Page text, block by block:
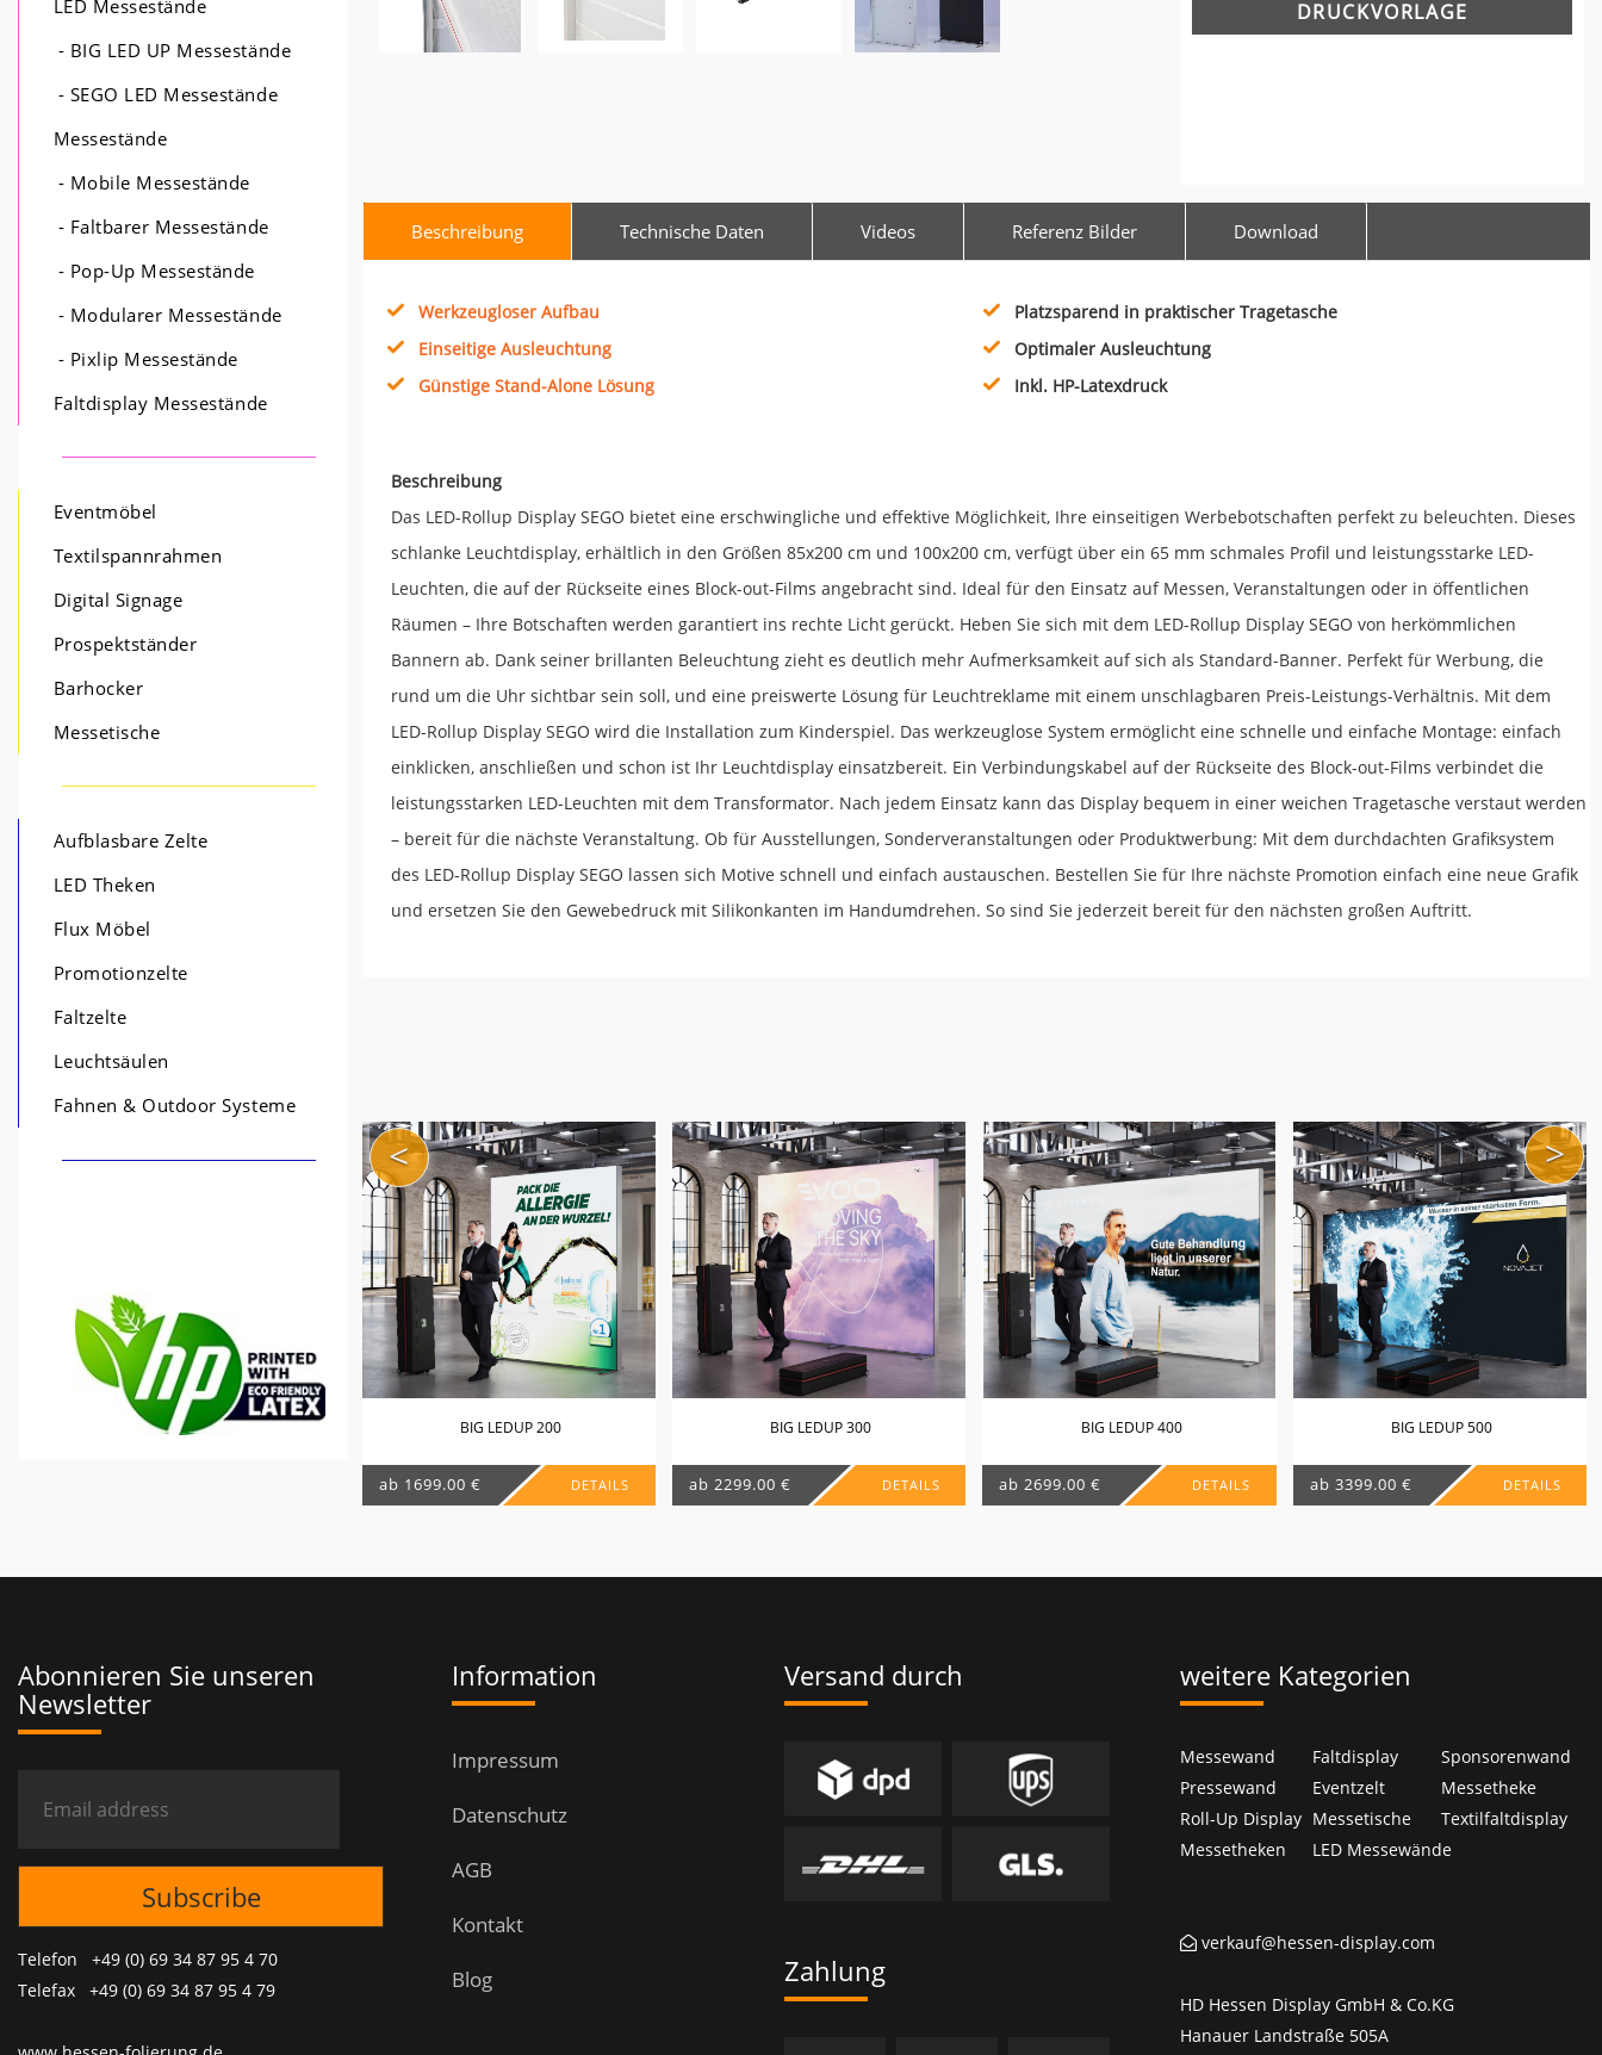
LED Messestände
- BIG LED UP Messestände
- SEGO LED Messestände
Messestände
- Mobile Messestände
- Faltbarer Messestände
- Pop-Up Messestände
- Modularer Messestände
- Pixlip Messestände
Faltdisplay Messestände
Eventmöbel
Textilspannrahmen
Digital Signage
Prospektständer
Barhocker
Messetische
Aufblasbare Zelte
LED Theken
Flux Möbel
Promotionzelte
Faltzelte
Leuchtsäulen
Fahnen & Outdoor Systeme
DRUCKVORLAGE
Beschreibung Technische Daten Videos Referenz Bilder Download
Werkzeugloser Aufbau
Einseitige Ausleuchtung
Günstige Stand-Alone Lösung
Platzsparend in praktischer Tragetasche
Optimaler Ausleuchtung
Inkl. HP-Latexdruck
Beschreibung
Das LED-Rollup Display SEGO bietet eine erschwingliche und effektive Möglichkeit, Ihre einseitigen Werbebotschaften perfekt zu beleuchten. Dieses
schlanke Leuchtdisplay, erhältlich in den Größen 85x200 cm und 100x200 cm, verfügt über ein 65 mm schmales Profil und leistungsstarke LED-
Leuchten, die auf der Rückseite eines Block-out-Films angebracht sind. Ideal für den Einsatz auf Messen, Veranstaltungen oder in öffentlichen
Räumen – Ihre Botschaften werden garantiert ins rechte Licht gerückt. Heben Sie sich mit dem LED-Rollup Display SEGO von herkömmlichen
Bannern ab. Dank seiner brillanten Beleuchtung zieht es deutlich mehr Aufmerksamkeit auf sich als Standard-Banner. Perfekt für Werbung, die
rund um die Uhr sichtbar sein soll, und eine preiswerte Lösung für Leuchtreklame mit einem unschlagbaren Preis-Leistungs-Verhältnis. Mit dem
LED-Rollup Display SEGO wird die Installation zum Kinderspiel. Das werkzeuglose System ermöglicht eine schnelle und einfache Montage: einfach
einklicken, anschließen und schon ist Ihr Leuchtdisplay einsatzbereit. Ein Verbindungskabel auf der Rückseite des Block-out-Films verbindet die
leistungsstarken LED-Leuchten mit dem Transformator. Nach jedem Einsatz kann das Display bequem in einer weichen Tragetasche verstaut werden
– bereit für die nächste Veranstaltung. Ob für Ausstellungen, Sonderveranstaltungen oder Produktwerbung: Mit dem durchdachten Grafiksystem
des LED-Rollup Display SEGO lassen sich Motive schnell und einfach austauschen. Bestellen Sie für Ihre nächste Promotion einfach eine neue Grafik
und ersetzen Sie den Gewebedruck mit Silikonkanten im Handumdrehen. So sind Sie jederzeit bereit für den nächsten großen Auftritt.
< >
BIG LEDUP 200
ab 1699.00 € DETAILS
BIG LEDUP 300
ab 2299.00 € DETAILS
BIG LEDUP 400
ab 2699.00 € DETAILS
BIG LEDUP 500
ab 3399.00 € DETAILS
Abonnieren Sie unseren
Newsletter
Telefon +49 (0) 69 34 87 95 4 70
Telefax +49 (0) 69 34 87 95 4 79
Information
Impressum
Datenschutz
AGB
Kontakt
Blog
Versand durch
Zahlung
weitere Kategorien
Messewand Faltdisplay
Sponsorenwand
Pressewand
Eventzelt
Messetheke
Roll-Up Display Messetische
Textilfaltdisplay
Messetheken
LED Messewände
verkauf@hessen-display.com
HD Hessen Display GmbH & Co.KG
Hanauer Landstraße 505A